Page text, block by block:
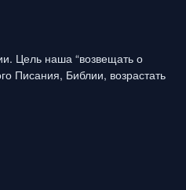
Цель наша “возвещать о
Писания, Библии, возрастать